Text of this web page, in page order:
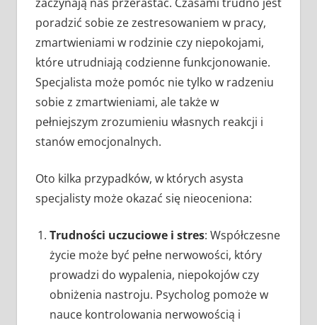
poradzić sobie ze zestresowaniem w pracy,
zmartwieniami w rodzinie czy niepokojami,
które utrudniają codzienne funkcjonowanie.
Specjalista może pomóc nie tylko w radzeniu
sobie z zmartwieniami, ale także w
pełniejszym zrozumieniu własnych reakcji i
stanów emocjonalnych.
Oto kilka przypadków, w których asysta
specjalisty może okazać się nieoceniona:
Trudności uczuciowe i stres: Współczesne
życie może być pełne nerwowości, który
prowadzi do wypalenia, niepokojów czy
obniżenia nastroju. Psycholog pomoże w
nauce kontrolowania nerwowością i